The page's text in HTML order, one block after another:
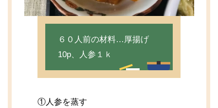
６０人前の材料…厚揚げ
10p、人参１ｋ
①人参を蒸す